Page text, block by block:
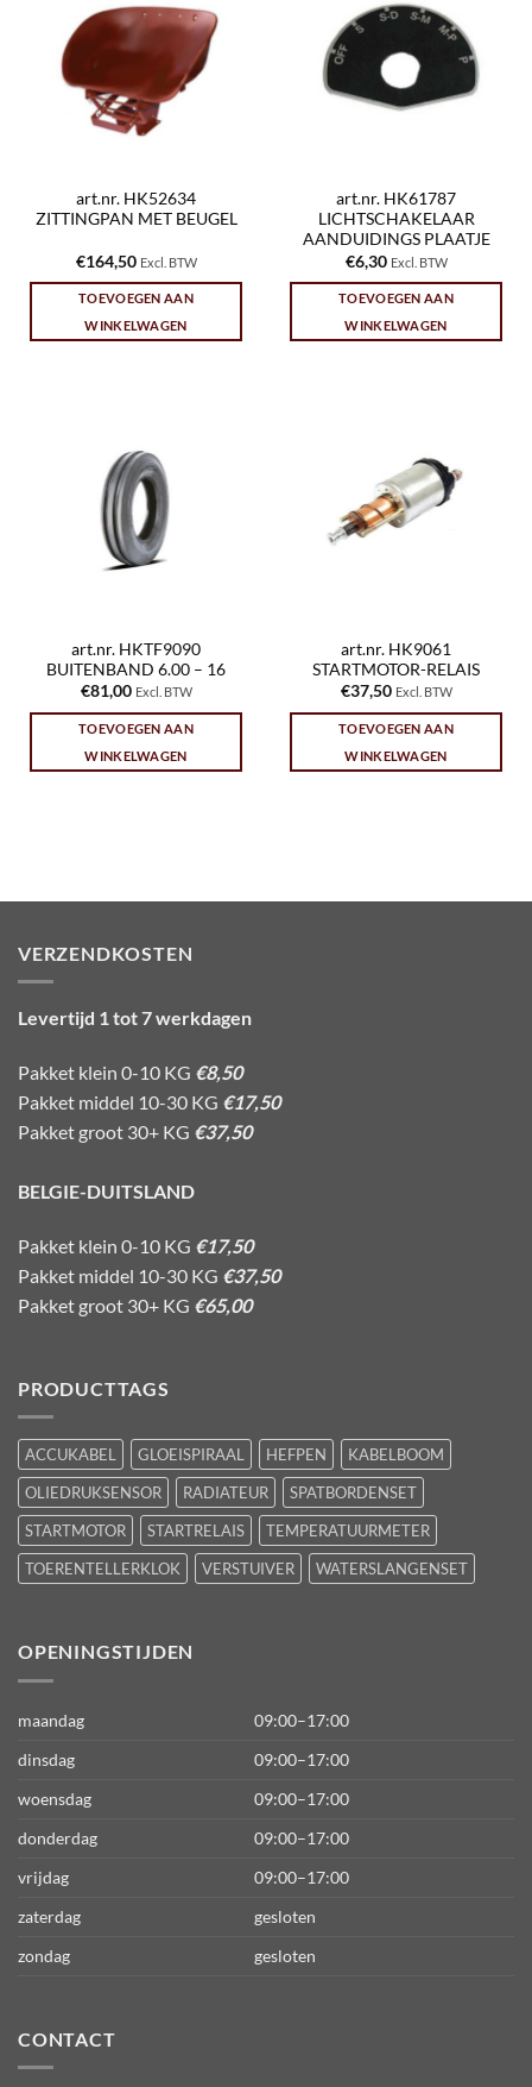
art.nr. HK52634
ZITTINGPAN MET BEUGEL
€164,50 Excl. BTW
TOEVOEGEN AAN
WINKELWAGEN
art.nr. HK61787
LICHTSCHAKELAAR
AANDUIDINGS PLAATJE
€6,30 Excl. BTW
TOEVOEGEN AAN
WINKELWAGEN
art.nr. HKTF9090
BUITENBAND 6.00 – 16
€81,00 Excl. BTW
TOEVOEGEN AAN
WINKELWAGEN
art.nr. HK9061
STARTMOTOR-RELAIS
€37,50 Excl. BTW
TOEVOEGEN AAN
WINKELWAGEN
VERZENDKOSTEN
Levertijd 1 tot 7 werkdagen
Pakket klein 0-10 KG €8,50
Pakket middel 10-30 KG €17,50
Pakket groot 30+ KG €37,50
BELGIE-DUITSLAND
Pakket klein 0-10 KG €17,50
Pakket middel 10-30 KG €37,50
Pakket groot 30+ KG €65,00
PRODUCTTAGS
ACCUKABEL GLOEISPIRAAL HEFPEN
KABELBOOM
OLIEDRUKSENSOR
RADIATEUR
SPATBORDENSET
STARTMOTOR
STARTRELAIS
TEMPERATUURMETER
TOERENTELLERKLOK
VERSTUIVER WATERSLANGENSET
OPENINGSTIJDEN
maandag
09:00–17:00
dinsdag
09:00–17:00
woensdag
09:00–17:00
donderdag
09:00–17:00
vrijdag
09:00–17:00
zaterdag
gesloten
zondag
gesloten
CONTACT